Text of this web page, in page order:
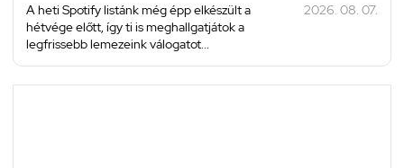
A heti Spotify listánk még épp elkészült a
hétvége előtt, így ti is meghallgatjátok a
legfrissebb lemezeink válogatot...
2026. 08. 07.